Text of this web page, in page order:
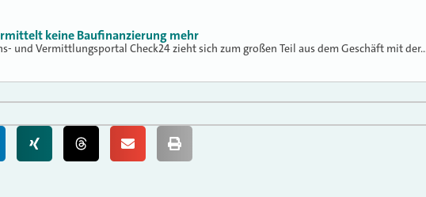
keine Baufinanzierung mehr
und Vermittlungsportal Check24 zieht sich zum großen Teil aus dem Geschäft mit